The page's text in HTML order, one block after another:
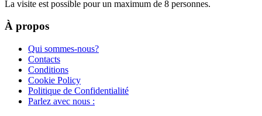
La visite est possible pour un maximum de 8 personnes.
À propos
Qui sommes-nous?
Contacts
Conditions
Cookie Policy
Politique de Confidentialité
Parlez avec nous :